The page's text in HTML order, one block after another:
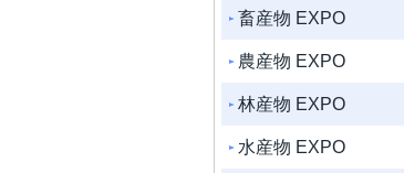
畜産物 EXPO
農産物 EXPO
林産物 EXPO
水産物 EXPO